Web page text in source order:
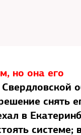
но она его
снять
в
системе;